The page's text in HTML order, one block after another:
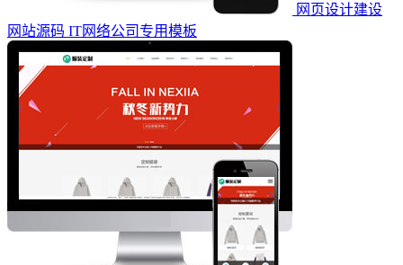
网页设计建设
网站源码 IT网络公司专用模板